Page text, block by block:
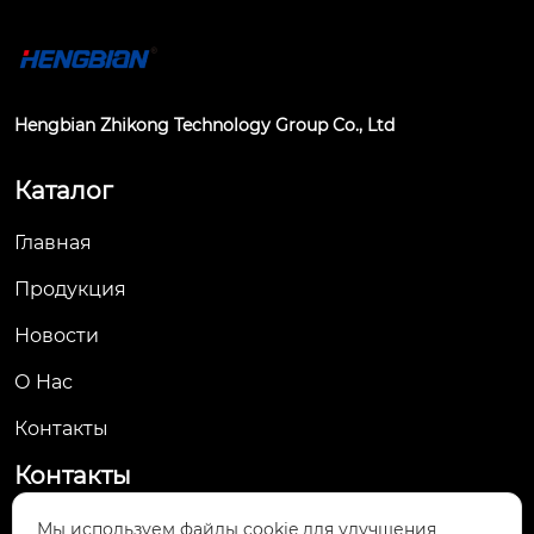
Hengbian Zhikong Technology Group Co., Ltd
Каталог
Главная
Продукция
Новости
О Hас
Контакты
Контакты
No. 61, Jingsan Road, Yueqing Economic
Мы используем файлы cookie для улучшения